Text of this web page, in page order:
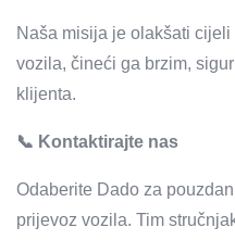
Naša misija je olakšati
vozila, čineći ga brzim,
klijenta.
📞 Kontaktirajte nas
Odaberite Dado za
prijevoz vozila. Tim